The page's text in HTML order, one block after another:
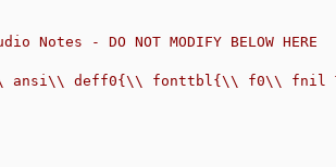
Notes - DO NOT MODIFY BELOW HERE
deff0{\\ fonttbl{\\ f0\\ fnil